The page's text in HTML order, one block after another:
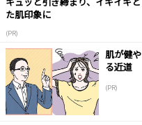
た肌印象に
(PR)
肌が健
る近道
(PR)